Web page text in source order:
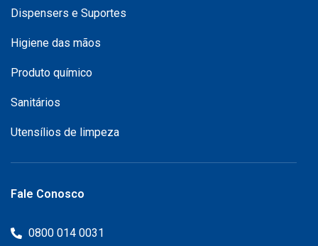
Dispensers e Suportes
Higiene das mãos
Produto químico
Sanitários
Utensílios de limpeza
Fale Conosco
0800 014 0031